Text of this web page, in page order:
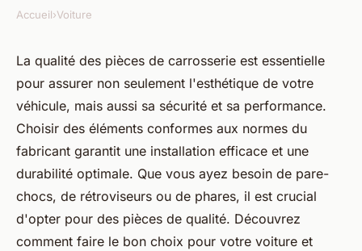
Pièce de carrosserie : un choix
de qualité pour votre voiture
Célia•9 mai 2025•3 min de lecture
Accueil›Voiture
La qualité des pièces de carrosserie est essentielle
pour assurer non seulement l'esthétique de votre
véhicule, mais aussi sa sécurité et sa performance.
Choisir des éléments conformes aux normes du
fabricant garantit une installation efficace et une
durabilité optimale. Que vous ayez besoin de pare-
chocs, de rétroviseurs ou de phares, il est crucial
d'opter pour des pièces de qualité. Découvrez
comment faire le bon choix pour votre voiture et